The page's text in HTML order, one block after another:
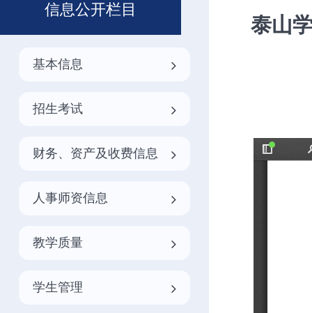
泰山
信息公开栏目
基本信息
招生考试
财务、资产及收费信息
人事师资信息
教学质量
学生管理